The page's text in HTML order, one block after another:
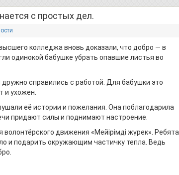
с простых дел.
колледжа вновь доказали, что добро — в
одинокой бабушке убрать опавшие листья во
справились с работой. Для бабушки это
и ухожен.
её истории и пожелания. Она поблагодарила
придают силы и поднимают настроение.
движения «Мейірімді жүрек». Ребята
и подарить окружающим частичку тепла. Ведь